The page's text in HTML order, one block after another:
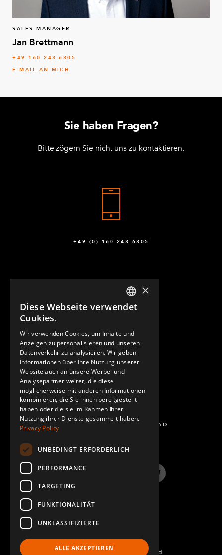
SALES MANAGER
Jan Brettmann
+49 160 243 6305
E-MAIL AN MICH
Sie haben Fragen?
Bitte zögern Sie nicht uns zu kontaktieren.
+49 (0) 160 243 6305
KONTAKT
FRAGEN UND ANTWORTEN - FAQ
InstagramTwitter
©2022 FlexQube – All rights reserved
ENGLISH
×
Diese Webseite verwendet
Cookies.
Wir verwenden Cookies, um Inhalte und
Anzeigen zu personalisieren und unseren
Datenverkehr zu analysieren. Wir geben
Informationen über Ihre Nutzung unserer
Website auch an unsere Werbe- und
Analysepartner weiter, die diese
möglicherweise mit anderen Informationen
kombinieren, die Sie ihnen bereitgestellt
haben oder die sie im Rahmen Ihrer
Nutzung ihrer Dienste gesammelt haben.
Privacy Policy
UNBEDINGT ERFORDERLICH
PERFORMANCE
TARGETING
FUNKTIONALITÄT
UNKLASSIFIZIERTE
ALLE AKZEPTIEREN